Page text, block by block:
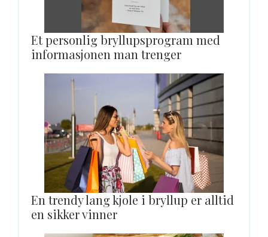
Et personlig bryllupsprogram med
informasjonen man trenger
En trendy lang kjole i bryllup er alltid
en sikker vinner